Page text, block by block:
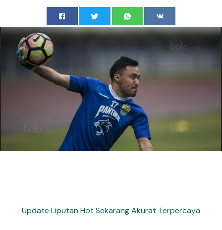
Update Liputan Hot Sekarang Akurat Terpercaya